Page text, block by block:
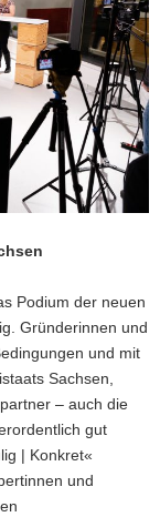
Podium der neuen
Gründerinnen und
und mit
Sachsen,
– auch die
gut
| Konkret«
und